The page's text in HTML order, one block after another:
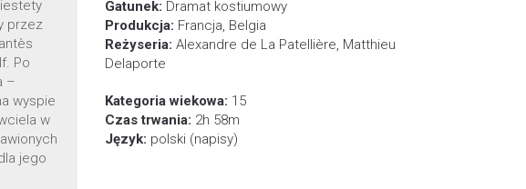
przez
Po
–
wyspie
w
jego
Gatunek: Dramat kostiumowy
Produkcja: Francja, Belgia
Reżyseria: Alexandre de La Patellière, Matthieu
Delaporte
Kategoria wiekowa: 15
Czas trwania: 2h 58m
Język: polski (napisy)